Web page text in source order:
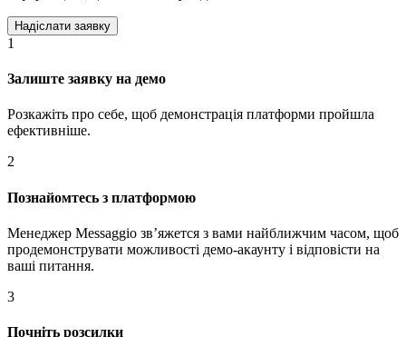
1
Залиште заявку на демо
Розкажіть про себе, щоб демонстрація платформи пройшла
ефективніше.
2
Познайомтесь з платформою
Менеджер Messaggio звʼяжется з вами найближчим часом, щоб
продемонструвати можливості демо-акаунту і відповісти на
ваші питання.
3
Почніть розсилки